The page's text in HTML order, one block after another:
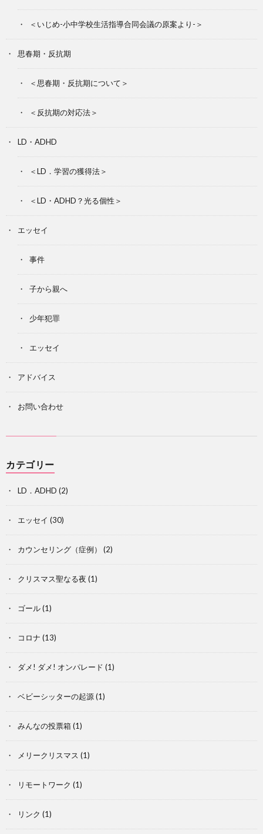
＜いじめ-小中学校生活指導合同会議の原案より-＞
思春期・反抗期
＜思春期・反抗期について＞
＜反抗期の対応法＞
LD・ADHD
＜LD．学習の獲得法＞
＜LD・ADHD？光る個性＞
エッセイ
事件
子から親へ
少年犯罪
エッセイ
アドバイス
お問い合わせ
カテゴリー
LD．ADHD (2)
エッセイ (30)
カウンセリング（症例） (2)
クリスマス聖なる夜 (1)
ゴール(1)
コロナ (13)
ダメ! ダメ! オンパレード (1)
ベビーシッターの起源(1)
みんなの投票箱(1)
メリークリスマス (1)
リモートワーク (1)
リンク (1)